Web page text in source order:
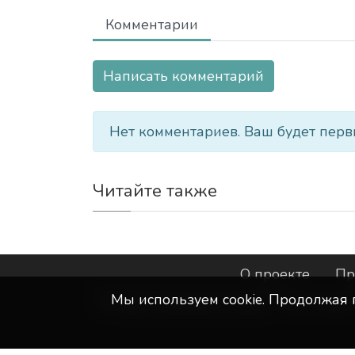
Комментарии
Написать комментарий
Нет комментариев. Ваш будет
Читайте также
О проекте
©ООО "Интернет-Курск"- Все
Мы используем сookie. Продолжая